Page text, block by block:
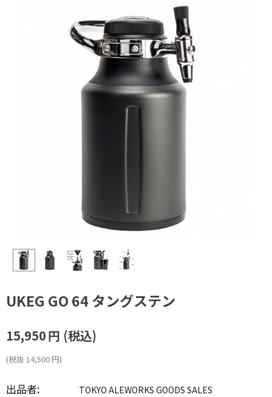
UKEG GO 64 タングステン
15,950円 (税込)
(税抜 14,500円)
出品者:
TOKYO ALEWORKS GOODS SALES